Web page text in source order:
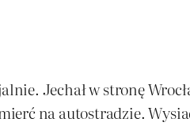
Jechał w stronę
na autostradzie.